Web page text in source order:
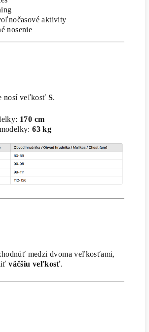
aktivity
nosenie
nosí veľkosť S.
170 cm
63 kg
medzi dvoma veľkosťami,
väčšiu veľkosť.